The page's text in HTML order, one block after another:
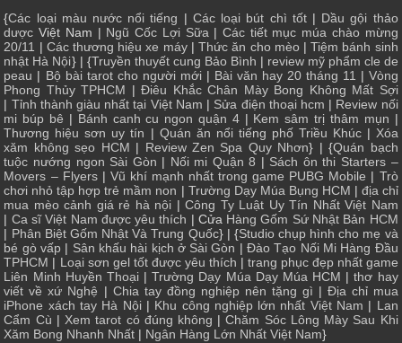
{Các loại màu nước nổi tiếng | Các loại bút chì tốt| Dầu gội thảo
dược Việt Nam | Ngũ Cốc Lợi Sữa| Các tiết mục múa chào mừng
20/11 | Các thương hiệu xe máy|Thức ăn cho mèo|Tiệm bánh sinh
nhật Hà Nội} | {Truyền thuyết cung Bảo Bình | review mỹ phẩm cle de
peau | Bộ bài tarot cho người mới| Bài văn hay 20 tháng 11 | Vòng
Phong Thủy TPHCM |Điêu Khắc Chân Mày Bong Không Mất Sợi
| Tỉnh thành giàu nhất tại Việt Nam | Sửa điện thoại hcm | Review nối
mi búp bê | Bánh canh cu ngon quận 4| Kem sâm trị thâm mụn |
Thương hiệu sơn uy tín | Quán ăn nổi tiếng phố Triều Khúc| Xóa
xăm không sẹo HCM | Review Zen Spa Quy Nhơn} | {Quán bạch
tuộc nướng ngon Sài Gòn | Nối mi Quận 8 | Sách ôn thi Starters –
Movers – Flyers| Vũ khí mạnh nhất trong game PUBG Mobile | Trò
chơi nhỏ tập hợp trẻ mầm non | Trường Dạy Múa Bụng HCM | địa chỉ
mua mèo cảnh giá rẻ hà nội |Công Ty Luật Uy Tín Nhất Việt Nam
| Ca sĩ Việt Nam được yêu thích | Cửa Hàng Gốm Sứ Nhật Bản HCM
| Phân Biệt Gốm Nhật Và Trung Quốc} | {Studio chụp hình cho mẹ và
bé gò vấp | Sân khấu hài kịch ở Sài Gòn |Đào Tạo Nối Mi Hàng Đầu
TPHCM | Loại sơn gel tốt được yêu thích | trang phục đẹp nhất game
Liên Minh Huyền Thoại|Trường Dạy Múa Dạy Múa HCM |thơ hay
viết về xứ Nghệ | Chia tay đồng nghiệp nên tặng gì | Địa chỉ mua
iPhone xách tay Hà Nội| Khu công nghiệp lớn nhất Việt Nam | Lan
Cẩm Cù |Xem tarot có đúng không |Chăm Sóc Lông Mày Sau Khi
Xăm Bong Nhanh Nhất | Ngân Hàng Lớn Nhất Việt Nam}